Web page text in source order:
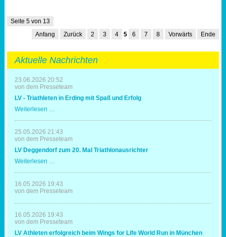
Seite 5 von 13
Anfang
Zurück 2 3 4 5 6 7 8 Vorwärts Ende
Aktuelle Nachrichten
23.06.2026 20:52
von dem Presseteam
LV - Triathleten in Erding mit Spaß und Erfolg
Weiterlesen …
Triathleten
in
Erding
Spaß
Erfolg
25.05.2026 21:43
von dem Presseteam
LV Deggendorf zum 20. Mal Triathlonausrichter
Weiterlesen …
zum
20.
Mal
16.05.2026 19:43
von dem Presseteam
16.05.2026 19:43
von dem Presseteam
LV Athleten erfolgreich beim Wings for Life World Run in München